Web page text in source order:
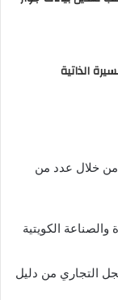
الذاتية
خلال عدد من
الكويتية
التجاري من دليل